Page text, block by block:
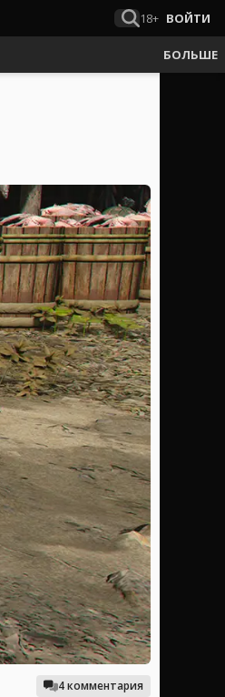
18+ ВОЙТИ
БОЛЬШЕ
4 комментария